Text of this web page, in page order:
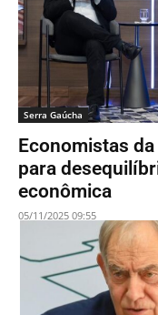
Serra Gaúcha
Economistas
para
econômica
05/11/2025 09:55